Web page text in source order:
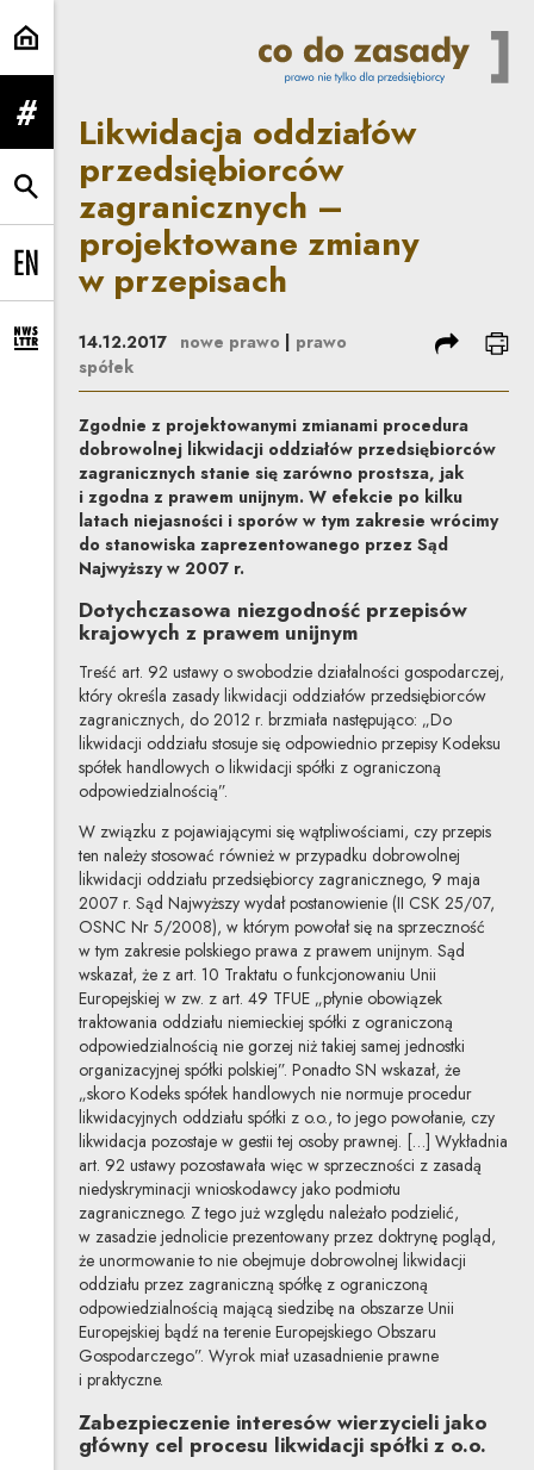
Likwidacja oddziałów
rozwiń menu
rozwiń wyszukiwarkę
Change language to EN
rozwiń formularz zapisu na newsletter
Likwidacja oddziałów
przedsiębiorców
zagranicznych –
projektowane zmiany
w przepisach
14.12.2017 nowe prawo
prawo
spółek
podziel się
Zgodnie z projektowanymi zmianami procedura
dobrowolnej likwidacji oddziałów przedsiębiorców
zagranicznych stanie się zarówno prostsza, jak
i zgodna z prawem unijnym. W efekcie po kilku
latach niejasności i sporów w tym zakresie wrócimy
do stanowiska zaprezentowanego przez Sąd
Najwyższy w 2007 r.
Dotychczasowa niezgodność przepisów
krajowych z prawem unijnym
Treść art. 92 ustawy o swobodzie działalności gospodarczej,
który określa zasady likwidacji oddziałów przedsiębiorców
zagranicznych, do 2012 r. brzmiała następująco: „Do
likwidacji oddziału stosuje się odpowiednio przepisy Kodeksu
spółek handlowych o likwidacji spółki z ograniczoną
odpowiedzialnością”.
W związku z pojawiającymi się wątpliwościami, czy przepis
ten należy stosować również w przypadku dobrowolnej
likwidacji oddziału przedsiębiorcy zagranicznego, 9 maja
2007 r. Sąd Najwyższy wydał postanowienie (II CSK 25/07,
OSNC Nr 5/2008), w którym powołał się na sprzeczność
w tym zakresie polskiego prawa z prawem unijnym. Sąd
wskazał, że z art. 10 Traktatu o funkcjonowaniu Unii
Europejskiej w zw. z art. 49 TFUE „płynie obowiązek
traktowania oddziału niemieckiej spółki z ograniczoną
odpowiedzialnością nie gorzej niż takiej samej jednostki
organizacyjnej spółki polskiej”. Ponadto SN wskazał, że
„skoro Kodeks spółek handlowych nie normuje procedur
likwidacyjnych oddziału spółki z o.o., to jego powołanie, czy
likwidacja pozostaje w gestii tej osoby prawnej. […] Wykładnia
art. 92 ustawy pozostawała więc w sprzeczności z zasadą
niedyskryminacji wnioskodawcy jako podmiotu
zagranicznego. Z tego już względu należało podzielić,
w zasadzie jednolicie prezentowany przez doktrynę pogląd,
że unormowanie to nie obejmuje dobrowolnej likwidacji
oddziału przez zagraniczną spółkę z ograniczoną
odpowiedzialnością mającą siedzibę na obszarze Unii
Europejskiej bądź na terenie Europejskiego Obszaru
Gospodarczego”. Wyrok miał uzasadnienie prawne
i praktyczne.
Zabezpieczenie interesów wierzycieli jako
główny cel procesu likwidacji spółki z o.o.